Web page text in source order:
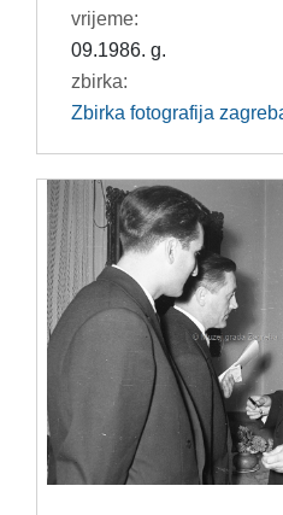
vrijeme:
09.1986. g.
zbirka:
Zbirka fotografija